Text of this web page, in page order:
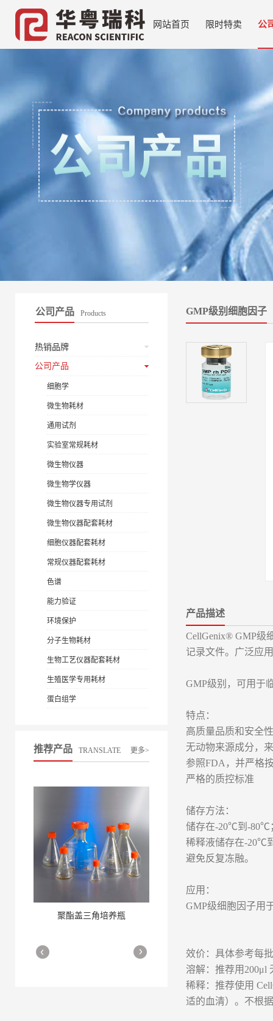
网站首页 限时特卖 公
公司产品 Products
热销品牌
公司产品
细胞学
微生物耗材
通用试剂
实验室常规耗材
微生物仪器
微生物学仪器
微生物仪器专用试剂
微生物仪器配套耗材
细胞仪器配套耗材
常规仪器配套耗材
色谱
能力验证
环境保护
分子生物耗材
生物工艺仪器配套耗材
生殖医学专用耗材
蛋白组学
推荐产品 TRANSLATE 更多>
聚酯盖三角培养瓶
GMP级别细胞因子
产品描述
CellGenix® GMP级
记录文件。广泛应
GMP级别，可用于
特点：
高质量品质和安全
无动物来源成分，
参照FDA，并严格
严格的质控标准
储存方法：
储存在-20℃到-80℃
稀释液储存在-20℃
避免反复冻融。
应用：
GMP级细胞因子用
效价：具体参考每
溶解：推荐用200μl
稀释：推荐使用
适的血清）。不根